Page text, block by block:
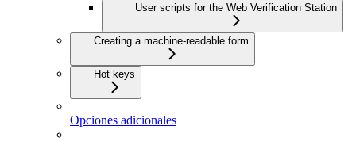
User scripts for the Web Verification Station
Creating a machine-readable form
Hot keys
Opciones adicionales